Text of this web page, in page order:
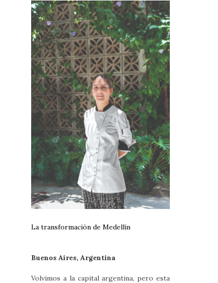
La transformación de Medellín
Buenos Aires, Argentina
Volvimos a la capital argentina, pero esta